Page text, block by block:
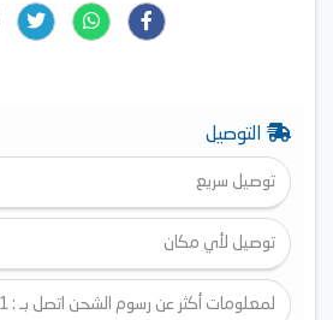
التوصيل
توصيل سريع
توصيل لأي مكان
لمعلومات أكثر عن رسوم الشحن اتصل بـ : 01116828111